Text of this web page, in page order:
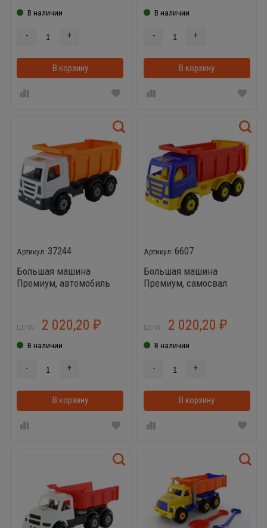
В наличии
- +
В корзину В корзинке
В наличии
- +
В корзину
37244
Большая машина
Премиум, автомобиль
ЦЕНА: 2 020,20 ₽
В наличии
- +
В корзину В корзинке
6607
Большая машина
Премиум, самосвал
ЦЕНА: 2 020,20₽
В наличии
- +
В корзину